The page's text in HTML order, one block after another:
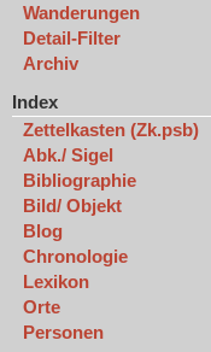
Wanderungen
Detail-Filter
Archiv
Index
Zettelkasten (Zk.psb)
Abk./ Sigel
Bibliographie
Bild/ Objekt
Blog
Chronologie
Lexikon
Orte
Personen